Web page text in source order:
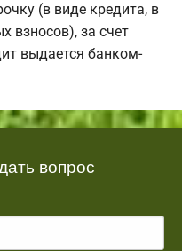
(в виде кредита, в
взносов), за счет
выдается банком-
вопрос